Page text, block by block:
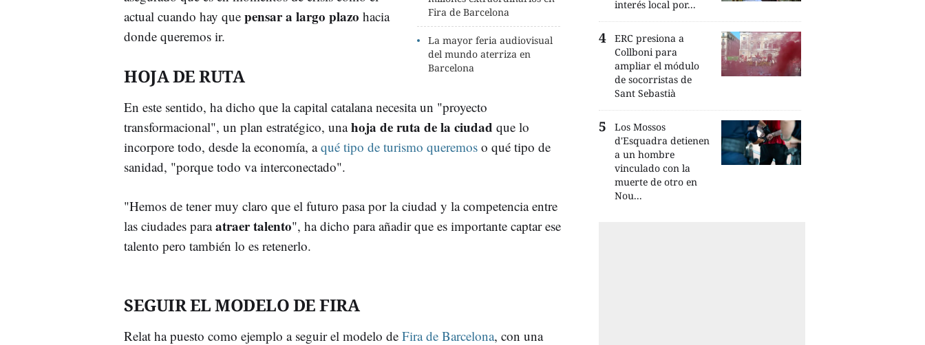
Fira de Barcelona
La mayor feria audiovisual
del mundo aterriza en
Barcelona
actual cuando hay que pensar a largo plazo hacia
donde queremos ir.
HOJA DE RUTA
En este sentido, ha dicho que la capital catalana necesita un "proyecto
transformacional", un plan estratégico, unahoja de ruta de la ciudad que lo
incorpore todo, desde la economía, aqué tipo de turismo queremos o qué tipo de
sanidad, "porque todo va interconectado".
"Hemos de tener muy claro que el futuro pasa por la ciudad y la competencia entre
las ciudades paraatraer talento", ha dicho para añadir que es importante captar ese
talento pero también lo es retenerlo.
SEGUIR EL MODELO DE FIRA
Relat ha puesto como ejemplo a seguir el modelo de Fira de Barcelona, con una
interés local por...
ERC presiona a
Collboni para
ampliar el módulo
de socorristas de
Sant Sebastià
Los Mossos
d'Esquadra detienen
a un hombre
vinculado con la
muerte de otro en
Nou...